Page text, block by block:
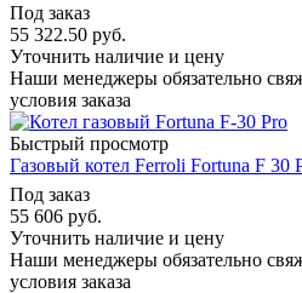
Под заказ
55 322.50 руб.
Уточнить наличие и цену
Наши менеджеры обязательно
условия заказа
Быстрый просмотр
Газовый котел Ferroli Fortuna F 30
Под заказ
55 606 руб.
Уточнить наличие и цену
Наши менеджеры обязательно
условия заказа